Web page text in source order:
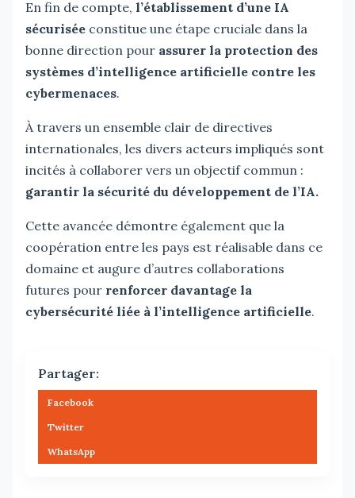
En fin de compte, l’établissement d’une IA
sécurisée constitue une étape cruciale dans la
bonne direction pour assurer la protection des
systèmes d’intelligence artificielle contre les
cybermenaces.
À travers un ensemble clair de directives
internationales, les divers acteurs impliqués sont
incités à collaborer vers un objectif commun :
garantir la sécurité du développement de l’IA.
Cette avancée démontre également que la
coopération entre les pays est réalisable dans ce
domaine et augure d’autres collaborations
futures pour renforcer davantage la
cybersécurité liée à l’intelligence artificielle.
Partager:
Facebook
Twitter
WhatsApp